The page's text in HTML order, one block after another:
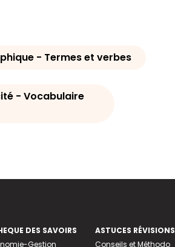
- Termes et verbes
- Vocabulaire
DES SAVOIRS
Gestion
ASTUCES RÉVISIONS
Conseils et Méthodo